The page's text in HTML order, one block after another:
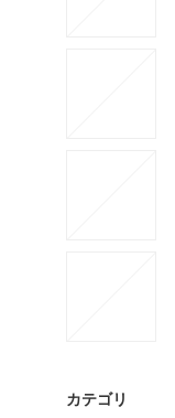
カテゴリ